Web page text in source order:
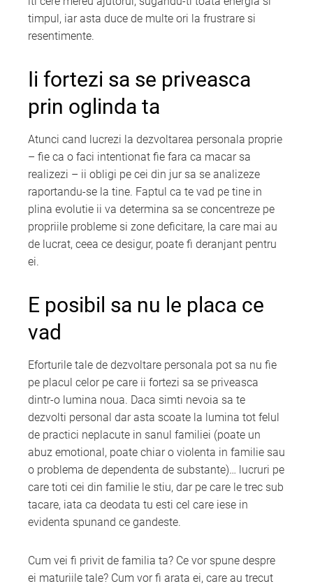
timpul, iar asta duce de multe ori la frustrare si
resentimente.
Ii fortezi sa se priveasca
prin oglinda ta
Atunci cand lucrezi la dezvoltarea personala proprie
– fie ca o faci intentionat fie fara ca macar sa
realizezi – ii obligi pe cei din jur sa se analizeze
raportandu-se la tine. Faptul ca te vad pe tine in
plina evolutie ii va determina sa se concentreze pe
propriile probleme si zone deficitare, la care mai au
de lucrat, ceea ce desigur, poate fi deranjant pentru
ei.
E posibil sa nu le placa ce
vad
Eforturile tale de dezvoltare personala pot sa nu fie
pe placul celor pe care ii fortezi sa se priveasca
dintr-o lumina noua. Daca simti nevoia sa te
dezvolti personal dar asta scoate la lumina tot felul
de practici neplacute in sanul familiei (poate un
abuz emotional, poate chiar o violenta in familie sau
o problema de dependenta de substante)… lucruri pe
care toti cei din familie le stiu, dar pe care le trec sub
tacare, iata ca deodata tu esti cel care iese in
evidenta spunand ce gandeste.
Cum vei fi privit de familia ta? Ce vor spune despre
ei maturiile tale? Cum vor fi arata ei, care au trecut